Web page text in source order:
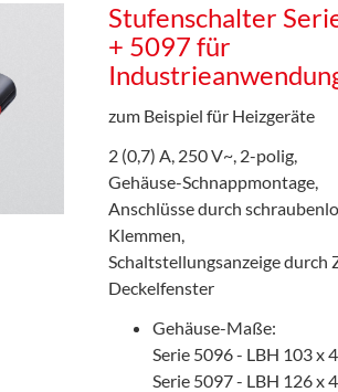
Stufenschalter
+ 5097 für
zum Beispiel für Heizgeräte
2 (0,7) A, 250 V~, 2-polig,
Gehäuse-Schnappmontage,
Anschlüsse durch
Klemmen,
Schaltstellungsanzeige durch
Deckelfenster
Gehäuse-Maße:
Serie 5096 - LBH 103 x
Serie 5097 - LBH 126 x